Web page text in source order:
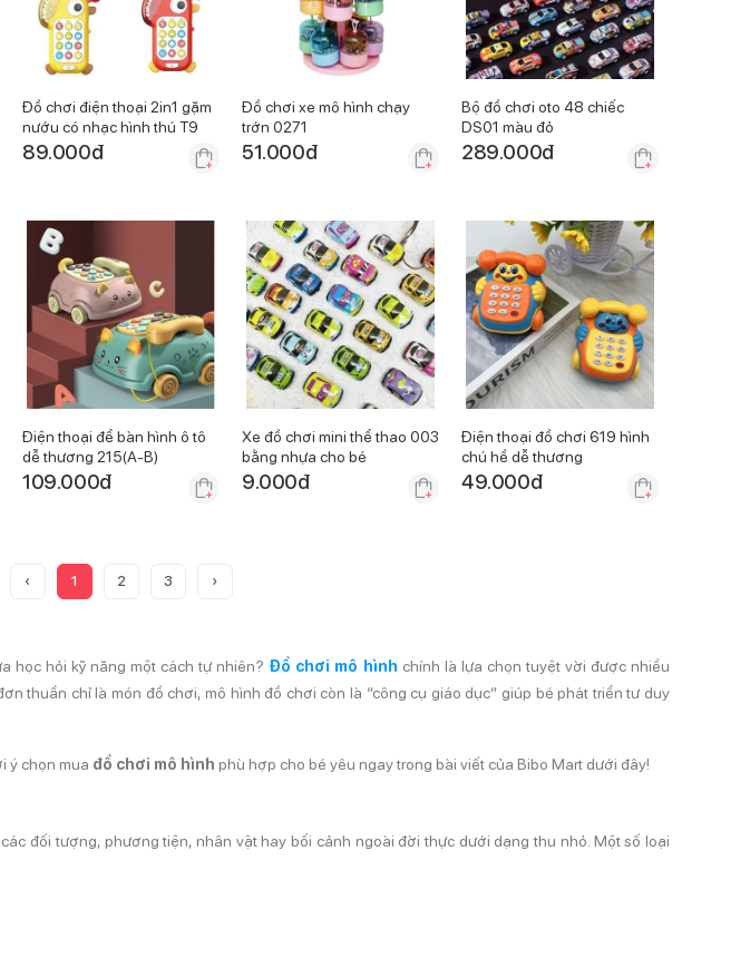
Đồ chơi điện thoại 2in1 gặm
nướu có nhạc hình thú T9
89.000đ
Đồ chơi xe mô hình chạy
trớn 0271
51.000đ
Bộ đồ chơi oto 48 chiếc
DS01 màu đỏ
289.000đ
Điện thoại để bàn hình ô tô
dễ thương 215(A-B)
109.000đ
Xe đồ chơi mini thể thao 003
bằng nhựa cho bé
9.000đ
Điện thoại đồ chơi 619 hình
chú hề dễ thương
49.000đ
‹ 1 2 3 ›
học hỏi kỹ năng một cách tự nhiên? Đồ chơi mô hình chính là lựa chọn tuyệt vời được nhiều
thuần chỉ là món đồ chơi, mô hình đồ chơi còn là “công cụ giáo dục” giúp bé phát triển tư duy
ý chọn mua đồ chơi mô hình phù hợp cho bé yêu ngay trong bài viết của Bibo Mart dưới đây!
đối tượng, phương tiện, nhân vật hay bối cảnh ngoài đời thực dưới dạng thu nhỏ. Một số loại